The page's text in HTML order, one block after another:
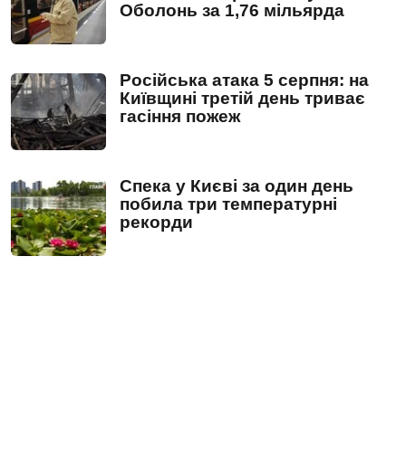
Оболонь за 1,76 мільярда
Російська атака 5 серпня: на
Київщині третій день триває
гасіння пожеж
Спека у Києві за один день
побила три температурні
рекорди